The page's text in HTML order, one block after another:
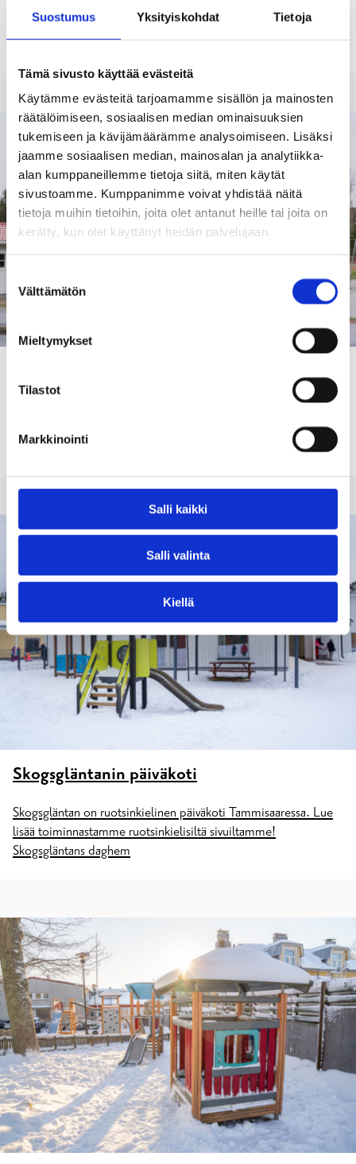
Suostumus Yksityiskohdat Tietoja
Tämä sivusto käyttää evästeitä
Käytämme evästeitä tarjoamamme sisällön ja mainosten
räätälöimiseen, sosiaalisen median ominaisuuksien
tukemiseen ja kävijämäärämme analysoimiseen. Lisäksi
jaamme sosiaalisen median, mainosalan ja analytiikka-
alan kumppaneillemme tietoja siitä, miten käytät
sivustoamme. Kumppanimme voivat yhdistää näitä
tietoja muihin tietoihin, joita olet antanut heille tai joita on
kerätty, kun olet käyttänyt heidän palvelujaan.
valinta
Välttämätön
Mieltymykset
Tilastot
Markkinointi
Salli kaikki
Salli valinta
Kiellä
toiminnastamme ruotsinkielisiltä sivuiltamme.
Tunabo daghem
Solglimtens daghem
Skogsgläntanin päiväkoti
Skogsgläntan on ruotsinkielinen päiväkoti Tammisaaressa. Lue
lisää toiminnastamme ruotsinkielisiltä sivuiltamme!
Skogsgläntans daghem